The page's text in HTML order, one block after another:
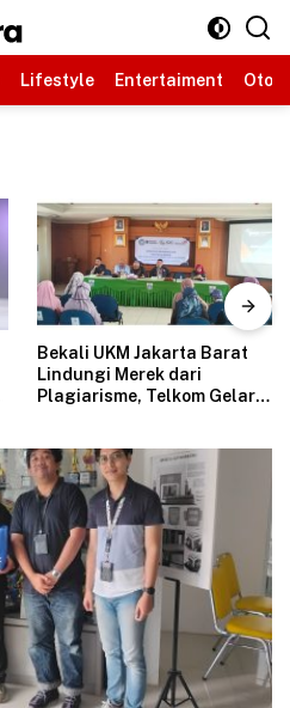
Lifestyle Entertaiment
Bekali UKM Jakarta Barat
Lindungi Merek dari
Plagiarisme, Telkom Gelar